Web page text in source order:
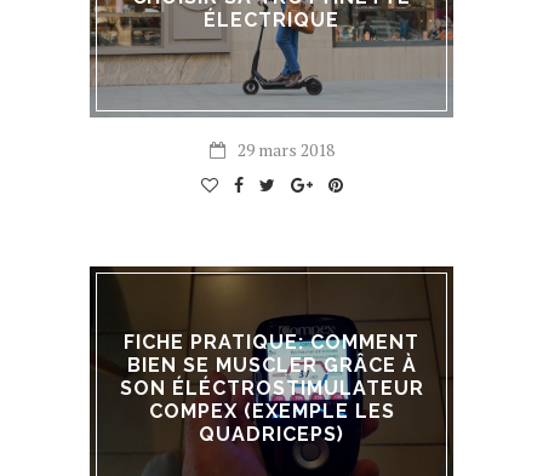
ÉLECTRIQUE
29 mars 2018
FICHE PRATIQUE: COMMENT
BIEN SE MUSCLER GRÂCE À
SON ÉLÉCTROSTIMULATEUR
COMPEX (EXEMPLE LES
QUADRICEPS)